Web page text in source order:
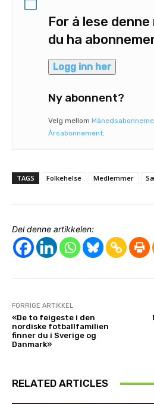
For å lese denne
du ha
Logg inn her
Ny abonnent?
Velg mellom
Årsabonnement.
TAGS Folkehelse Medlemmer
Del denne artikkelen:
FORRIGE ARTIKKEL
«De to feigeste i den
nordiske fotballfamilien
finner du i Sverige og
Danmark»
RELATED ARTICLES